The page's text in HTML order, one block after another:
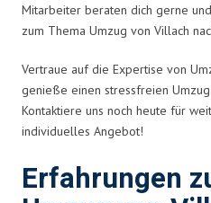
Mitarbeiter beraten dich gerne
zum Thema Umzug von Villach
Vertraue auf die Expertise von
genieße einen stressfreien
Kontaktiere uns noch heute für
individuelles Angebot!
Erfahrungen